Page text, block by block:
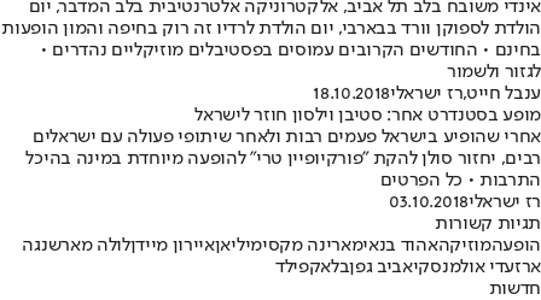
אינדי משובח בלב תל אביב, אלקטרוניקה אלטרנטיבית בלב המדבר, יום
הולדת לספוקן וורד בבארבי, יום הולדת לרדיו זה רוק בחיפה והמון הופעות
בחינם • החודשים הקרובים עמוסים בפסטיבלים מוזיקליים נהדרים •
לגזור ולשמור
ענבל חייט,רז ישראלי18.10.2018
מופע בסטנדרט אחר: סטיבן וילסון חוזר לישראל
אחרי שהופיע בישראל פעמים רבות ולאחר שיתופי פעולה עם ישראלים
רבים, יחזור סולן להקת "פורקיופיין טרי" להופעה מיוחדת במינה בהיכל
התרבות • כל הפרטים
רז ישראלי03.10.2018
תגיות קשורות
הופעהמוזיקהאהוד בנאימארינה מקסימיליאןאיירון מיידןלולה מארשנגה
ארזעדי אולמנסקיאביב גפןבלאקפילד
חדשות